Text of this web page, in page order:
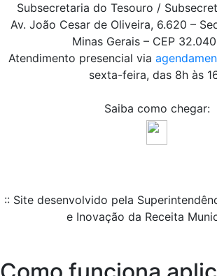
Subsecretaria do Tesouro /
Av. João Cesar de Oliveira, 6.620 –
Minas Gerais – CEP
Atendimento presencial via
sexta-feira, das 8h às
Saiba como chegar:
:: Site desenvolvido pela
e Inovação da Receita